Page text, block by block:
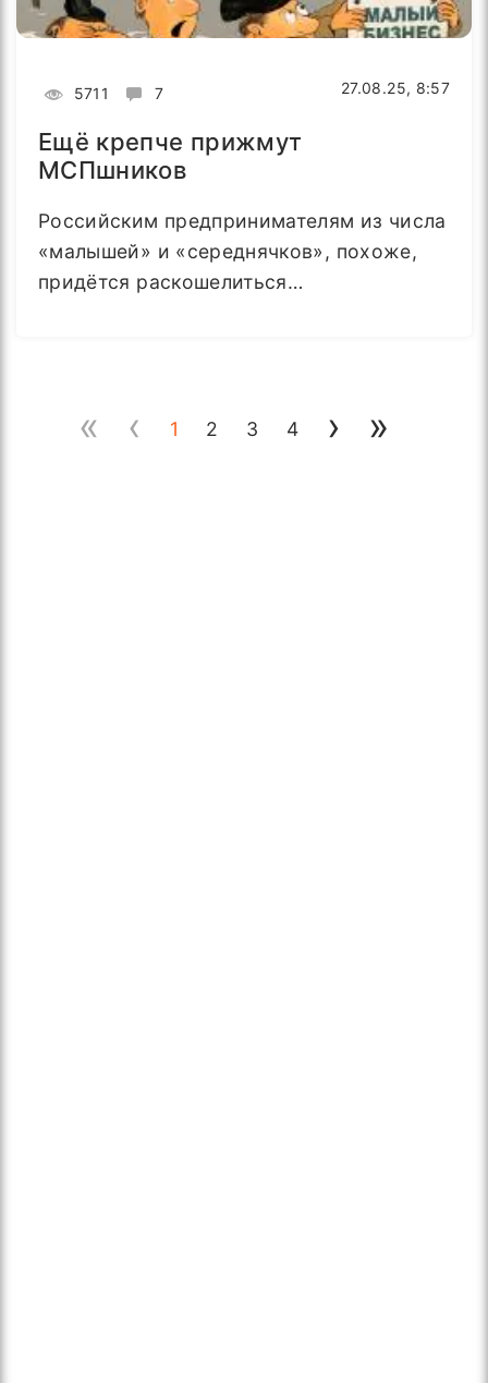
5711 7 27.08.25, 8:57
Ещё крепче прижмут
МСПшников
Российским предпринимателям из числа
«малышей» и «середнячков», похоже,
придётся раскошелиться…
« ‹ 1 2 3 4 › »